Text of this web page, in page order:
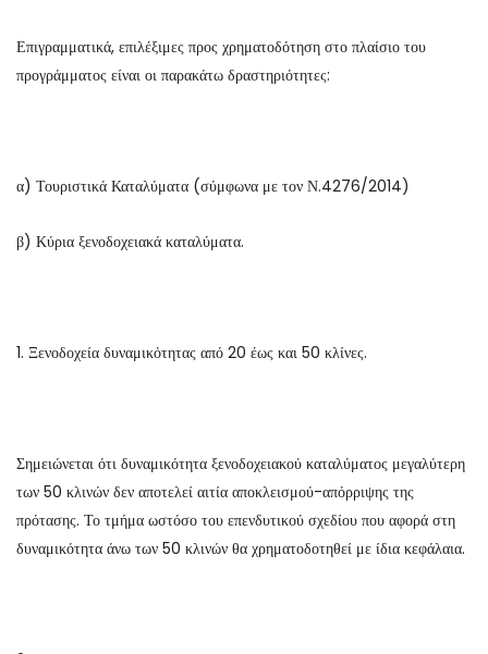
Επιγραμματικά, επιλέξιμες προς χρηματοδότηση στο πλαίσιο του
προγράμματος είναι οι παρακάτω δραστηριότητες:
α) Τουριστικά Καταλύματα (σύμφωνα με τον Ν.4276/2014)
β) Κύρια ξενοδοχειακά καταλύματα.
1. Ξενοδοχεία δυναμικότητας από 20 έως και 50 κλίνες.
Σημειώνεται ότι δυναμικότητα ξενοδοχειακού καταλύματος μεγαλύτερη
των 50 κλινών δεν αποτελεί αιτία αποκλεισμού-απόρριψης της
πρότασης. Το τμήμα ωστόσο του επενδυτικού σχεδίου που αφορά στη
δυναμικότητα άνω των 50 κλινών θα χρηματοδοτηθεί με ίδια κεφάλαια.